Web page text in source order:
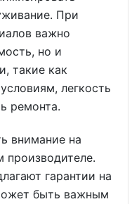
При
важно
но и
такие как
легкость
ремонта.
внимание на
гарантии на
быть важным